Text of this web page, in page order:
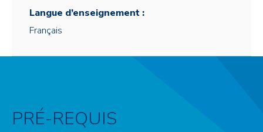
Langue d’enseignement :
Français
PRÉ-REQUIS